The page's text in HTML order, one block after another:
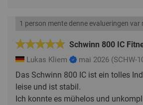
Schwinn 800 IC
1 person mente denne evalueringen var
Lukas Kliem mai 2026 (SCHW-
Das Schwinn 800 IC ist ein tolles
leise und ist stabil.
Ich konnte es mühelos und